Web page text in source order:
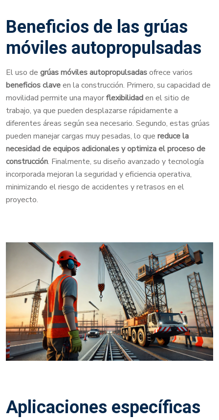
Beneficios de las grúas
móviles autopropulsadas
El uso de grúas móviles autopropulsadasofrece varios
beneficios claveen la construcción. Primero, su capacidad de
movilidad permite una mayorflexibilidaden el sitio de
trabajo, ya que pueden desplazarse rápidamente a
diferentes áreas según sea necesario. Segundo, estas grúas
pueden manejar cargas muy pesadas, lo que reduce la
necesidad de equipos adicionales yoptimiza el proceso de
construcción. Finalmente, su diseño avanzado y tecnología
incorporada mejoran la seguridad y eficiencia operativa,
minimizando el riesgo de accidentes y retrasos en el
proyecto.
Aplicaciones específicas